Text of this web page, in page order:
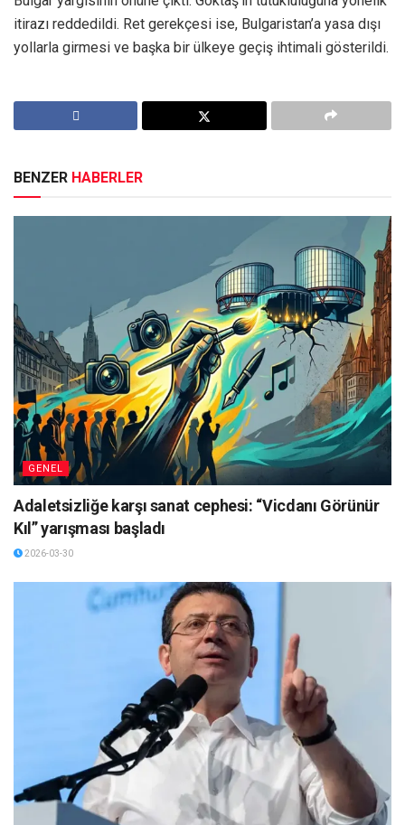
itirazı reddedildi. Ret gerekçesi ise, Bulgaristan’a yasa dışı
yollarla girmesi ve başka bir ülkeye geçiş ihtimali gösterildi.
BENZER HABERLER
GENEL
Adaletsizliğe karşı sanat cephesi: “Vicdanı Görünür
Kıl” yarışması başladı
2026-03-30